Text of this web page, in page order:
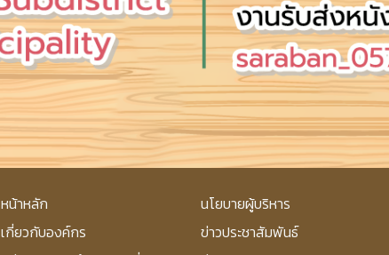
หน้าหลัก
เกี่ยวกับองค์กร
นโยบายผู้บริหาร
ข่าวประชาสัมพันธ์